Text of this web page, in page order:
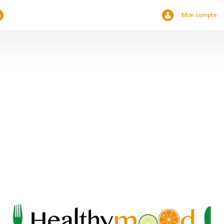
Mon compte